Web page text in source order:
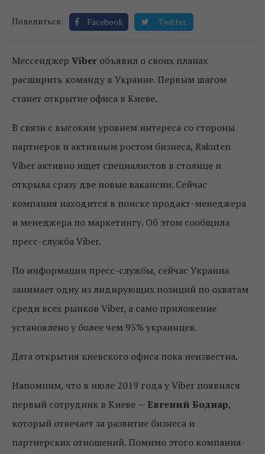
Поделиться: Facebook Twitter
Мессенджер Viber объявил о своих планах
расширить команду в Украине. Первым шагом
станет открытие офиса в Киеве.
В связи с высоким уровнем интереса со стороны
партнеров и активным ростом бизнеса, Rakuten
Viber активно ищет специалистов в столице и
открыла сразу две новые вакансии. Сейчас
компания находится в поиске продакт-менеджера
и менеджера по маркетингу. Об этом сообщила
пресс-служба Viber.
По информации пресс-службы, сейчас Украина
занимает одну из лидирующих позиций по охватам
среди всех рынков Viber, а само приложение
установлено у более чем 95% украинцев.
Дата открытия киевского офиса пока неизвестна.
Напомним, что в июле 2019 года у Viber появился
первый сотрудник в Киеве — Евгений Боднар,
который отвечает за развитие бизнеса и
партнерских отношений. Помимо этого компания-